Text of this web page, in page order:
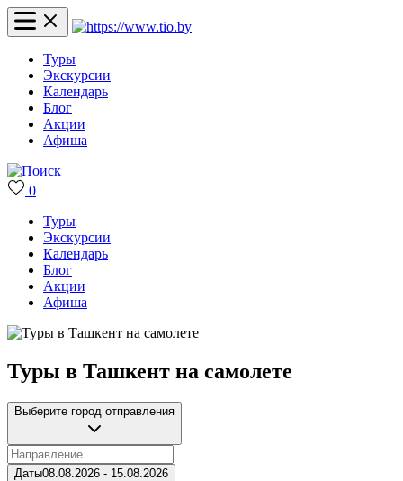
Туры
Экскурсии
Календарь
Блог
Акции
Афиша
0
Туры
Экскурсии
Календарь
Блог
Акции
Афиша
Туры в Ташкент на самолете
Выберите город отправления
Даты08.08.2026 - 15.08.2026